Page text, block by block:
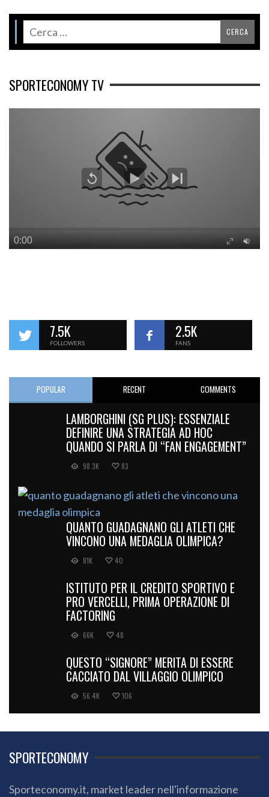
SPORTECONOMY TV
7.5K
FOLLOWERS
2.5K
FANS
POPULAR RECENT COMMENTS
LAMBORGHINI (SG PLUS): ESSENZIALE
DEFINIRE UNA STRATEGIA AD HOC
QUANDO SI PARLA DI “FAN ENGAGEMENT”
98.3K 83
QUANTO GUADAGNANO GLI ATLETI CHE
VINCONO UNA MEDAGLIA OLIMPICA?
81K 40
ISTITUTO PER IL CREDITO SPORTIVO E
PRO VERCELLI, PRIMA OPERAZIONE DI
FACTORING
66K 48
QUESTO “SIGNORE” MERITA DI ESSERE
CACCIATO DAL VILLAGGIO OLIMPICO
56.4K 106
SPORTECONOMY
Sporteconomy.it, market leader nell'informazione